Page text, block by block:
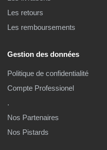
Les retours
Les remboursements
Gestion des données
Politique de confidentialité
Compte Professionel
.
Nos Partenaires
Nos Pistards